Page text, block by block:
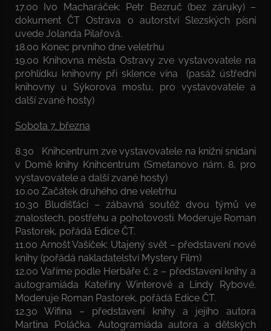
17.00 Ivo Macharáček: Petr Bezruč (bez záruky) –
dokument ČT Ostrava o autorství Slezských písní
uvede Jolanda Pilařová.
18.00 Konec prvního dne veletrhu
19.00 Knihovna města Ostravy zve vystavovatele na
prohlídku knihovny při sklence vína (pasáž ústřední
knihovny u Sýkorova mostu, pro vystavovatele a
další zvané hosty)
Sobota 7. března
8.30 Knihcentrum zve vystavovatele na knižní snídani
v Domě knihy Knihcentrum (Smetanovo nám. 8, pro
vystavovatele a další zvané hosty)
10.00 Začátek druhého dne veletrhu
10.30 Bludišťáci – zábavná soutěž dvou týmů ve
znalostech, postřehu a pohotovosti. Moderuje Roman
Pastorek, pořádá Edice ČT.
11.00 Arnošt Vašíček: Utajený svět – představení nové
knihy (pořádá nakladatelství Mystery Film)
12.00 Vaříme podle Herbáře č. 2 – představení knihy a
autogramiáda Kateřiny Winterové a Lindy Rybové.
Moderuje Roman Pastorek, pořádá Edice ČT.
12.30 Wifina – představení knihy a jejího autora
Martina Poláčka. Autogramiáda autora a dětských